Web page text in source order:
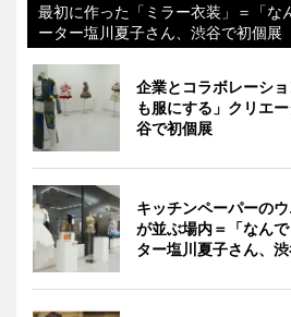
最初に作った「ミラー衣装」＝「な
ーター塩川夏子さん、渋谷で初個展
企業とコラボレーシ
も服にする」クリエ
谷で初個展
キッチンペーパーの
が並ぶ場内＝「なん
ター塩川夏子さん、